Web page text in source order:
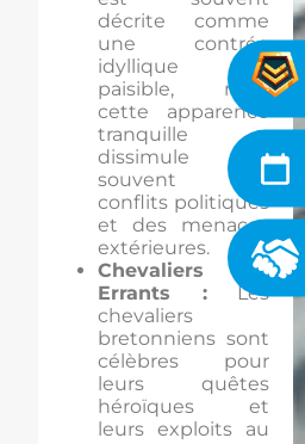
décrite comme
une contrée
idyllique et
paisible, mais
cette apparence
tranquille
dissimule
souvent des
conflits politiques
et des menaces
extérieures.
Chevaliers
Errants :Les
chevaliers
bretonniens sont
célèbres pour
leurs quêtes
héroïques et
leurs exploits au